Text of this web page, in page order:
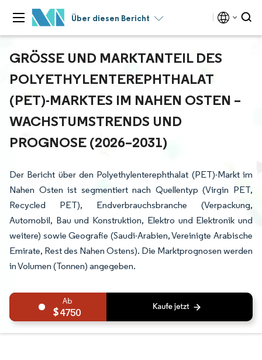
Über diesen Bericht
GRÖSSE UND MARKTANTEIL DES P
OLYETHYLENTEREPHTHALAT (
PET)-MARKTES IM NAHEN OSTEN – W
ACHSTUMSTRENDS UND P
ROGNOSE (2026–2031)
Der Bericht über den Polyethylenterephthalat (PET)-Markt im
Nahen Osten ist segmentiert nach Quellentyp (Virgin PET,
Recycled PET), Endverbrauchsbranche (Verpackung,
Automobil, Bau und Konstruktion, Elektro und Elektronik und
weitere) sowie Geografie (Saudi-Arabien, Vereinigte Arabische
Emirate, Rest des Nahen Ostens). Die Marktprognosen werden
in Volumen (Tonnen) angegeben.
4750